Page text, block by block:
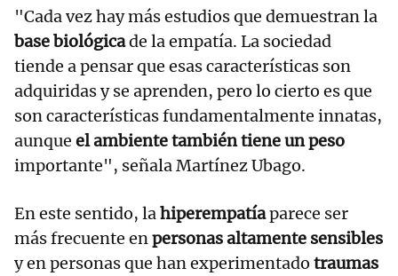
"Cada vez hay más estudios que demuestran la
base biológicade la empatía. La sociedad
tiende a pensar que esas características son
adquiridas y se aprenden, pero lo cierto es que
son características fundamentalmente innatas,
aunque el ambiente también tiene un peso
importante", señala Martínez Ubago.
En este sentido, lahiperempatíaparece ser
más frecuente enpersonas altamente sensibles
y en personas que han experimentado traumas